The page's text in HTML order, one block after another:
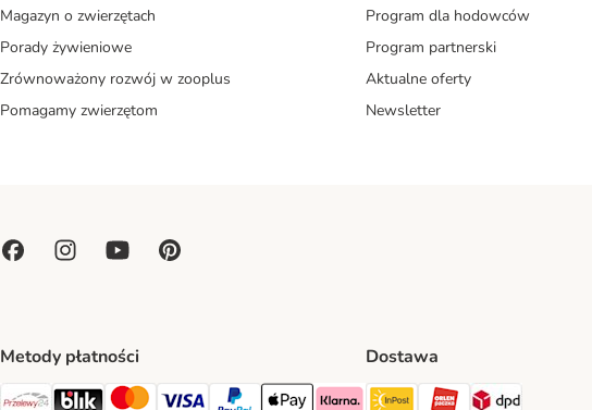
Magazyn o zwierzętach
Porady żywieniowe
Zrównoważony rozwój w zooplus
Pomagamy zwierzętom
Program dla hodowców
Program partnerski
Aktualne oferty
Newsletter
Metody płatności Dostawa
Paczkomat® Shipping
ORLEN Paczka